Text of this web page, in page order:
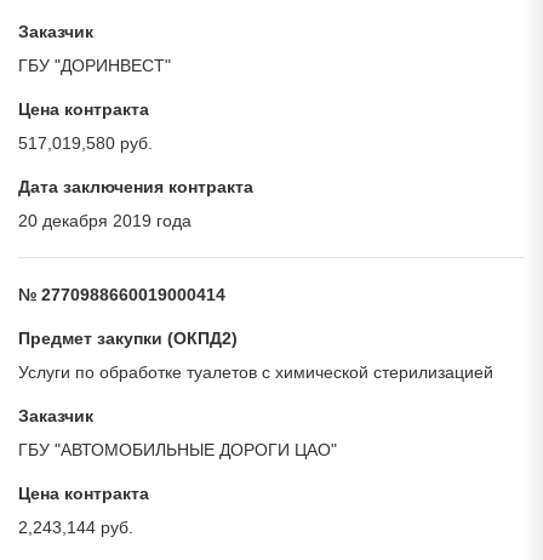
Заказчик
ГБУ "ДОРИНВЕСТ"
Цена контракта
517,019,580 руб.
Дата заключения контракта
20 декабря 2019 года
№ 2770988660019000414
Предмет закупки (ОКПД2)
Услуги по обработке туалетов с химической стерилизацией
Заказчик
ГБУ "АВТОМОБИЛЬНЫЕ ДОРОГИ ЦАО"
Цена контракта
2,243,144 руб.